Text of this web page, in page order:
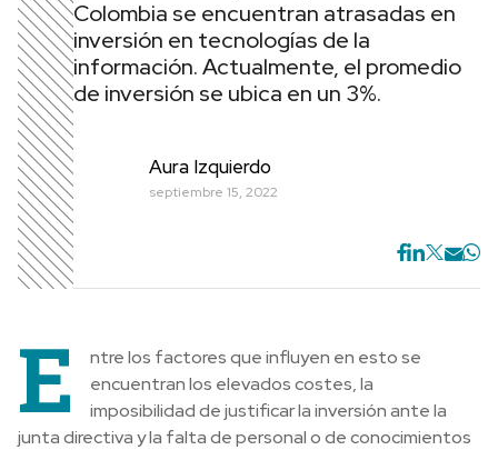
Colombia se encuentran atrasadas en
inversión en tecnologías de la
información. Actualmente, el promedio
de inversión se ubica en un 3%.
Aura Izquierdo
septiembre 15, 2022
E
ntre los factores que influyen en esto se
encuentran los elevados costes, la
imposibilidad de justificar la inversión ante la
junta directiva y la falta de personal o de conocimientos